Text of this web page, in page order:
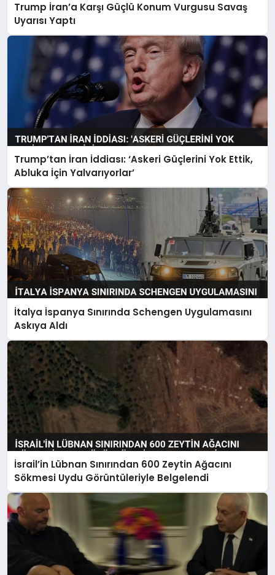
Trump İran’a Karşı Güçlü Konum Vurgusu Savaş
Uyarısı Yaptı
Trump’tan İran İddiası: ‘Askeri Güçlerini Yok Ettik,
Abluka İçin Yalvarıyorlar’
İtalya İspanya Sınırında Schengen Uygulamasını
Askıya Aldı
İsrail’in Lübnan Sınırından 600 Zeytin Ağacını
Sökmesi Uydu Görüntüleriyle Belgelendi